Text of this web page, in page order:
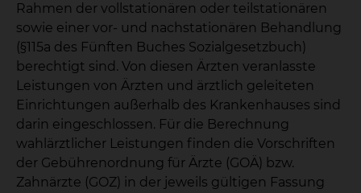
Rahmen der vollstationären oder teilstationären
sowie einer vor- und nachstationären Behandlung
(§115a des Fünften Buches Sozialgesetzbuch)
berechtigt sind. Von diesen Ärzten veranlasste
Leistungen von Ärzten und ärztlich geleiteten
Einrichtungen außerhalb des Krankenhauses sind
darin eingeschlossen. Für die Berechnung
wahlärztlicher Leistungen finden die Vorschriften
der Gebührenordnung für Ärzte (GOÄ) bzw.
Zahnärzte (GOZ) in der jeweils gültigen Fassung